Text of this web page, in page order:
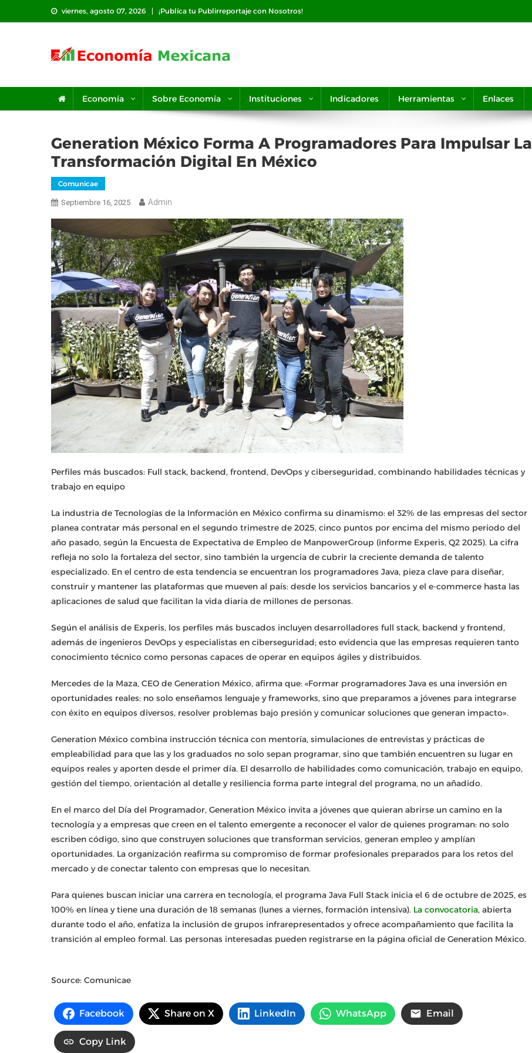
al
viernes, agosto 07, 2026 ¡Publíca tu Publirreportaje con Nosotros!
Economía Sobre Economía Instituciones Indicadores Herramientas Enlaces
Generation México Forma A Programadores Para Impulsar La
Transformación Digital En México
Comunicae
Septiembre 16, 2025 Admin
Perfiles más buscados: Full stack, backend, frontend, DevOps y ciberseguridad, combinando habilidades técnicas y
trabajo en equipo
La industria de Tecnologías de la Información en México confirma su dinamismo: el 32% de las empresas del sector
planea contratar más personal en el segundo trimestre de 2025, cinco puntos por encima del mismo periodo del
año pasado, según la Encuesta de Expectativa de Empleo de ManpowerGroup (informe Experis, Q2 2025). La cifra
refleja no solo la fortaleza del sector, sino también la urgencia de cubrir la creciente demanda de talento
especializado. En el centro de esta tendencia se encuentran los programadores Java, pieza clave para diseñar,
construir y mantener las plataformas que mueven al país: desde los servicios bancarios y el e-commerce hasta las
aplicaciones de salud que facilitan la vida diaria de millones de personas.
Según el análisis de Experis, los perfiles más buscados incluyen desarrolladores full stack, backend y frontend,
además de ingenieros DevOps y especialistas en ciberseguridad; esto evidencia que las empresas requieren tanto
conocimiento técnico como personas capaces de operar en equipos ágiles y distribuidos.
Mercedes de la Maza, CEO de Generation México, afirma que: «Formar programadores Java es una inversión en
oportunidades reales: no solo enseñamos lenguaje y frameworks, sino que preparamos a jóvenes para integrarse
con éxito en equipos diversos, resolver problemas bajo presión y comunicar soluciones que generan impacto».
Generation México combina instrucción técnica con mentoría, simulaciones de entrevistas y prácticas de
empleabilidad para que las y los graduados no solo sepan programar, sino que también encuentren su lugar en
equipos reales y aporten desde el primer día. El desarrollo de habilidades como comunicación, trabajo en equipo,
gestión del tiempo, orientación al detalle y resiliencia forma parte integral del programa, no un añadido.
En el marco del Día del Programador, Generation México invita a jóvenes que quieran abrirse un camino en la
tecnología y a empresas que creen en el talento emergente a reconocer el valor de quienes programan: no solo
escriben código, sino que construyen soluciones que transforman servicios, generan empleo y amplían
oportunidades. La organización reafirma su compromiso de formar profesionales preparados para los retos del
mercado y de conectar talento con empresas que lo necesitan.
Para quienes buscan iniciar una carrera en tecnología, el programa Java Full Stack inicia el 6 de octubre de 2025, es
100% en línea y tiene una duración de 18 semanas (lunes a viernes, formación intensiva). La convocatoria, abierta
durante todo el año, enfatiza la inclusión de grupos infrarepresentados y ofrece acompañamiento que facilita la
transición al empleo formal. Las personas interesadas pueden registrarse en la página oficial de Generation México.
Source: Comunicae
Facebook Share on X LinkedIn WhatsApp Email
Copy Link